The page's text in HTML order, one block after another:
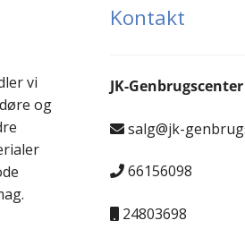
vi
og
Kontakt
JK-Genbrugscenter
salg@jk-
66156098
24803698